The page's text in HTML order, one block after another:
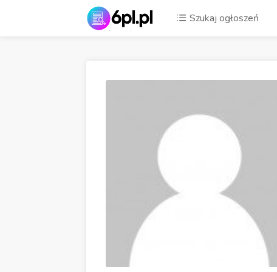
Szukaj ogłoszeń